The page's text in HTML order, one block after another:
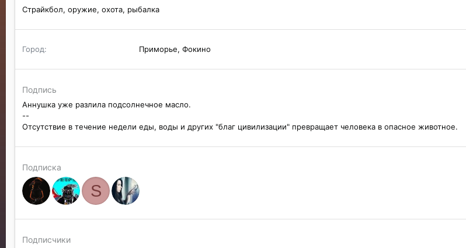
Страйкбол, оружие, охота, рыбалка
Город Приморье, Фокино
Подпись
Аннушка уже разлила подсолнечное масло.
--
Отсутствие в течение недели еды, воды и других "благ цивилизации" превращает человека в опасное животное.
Подписка
S
Подписчики